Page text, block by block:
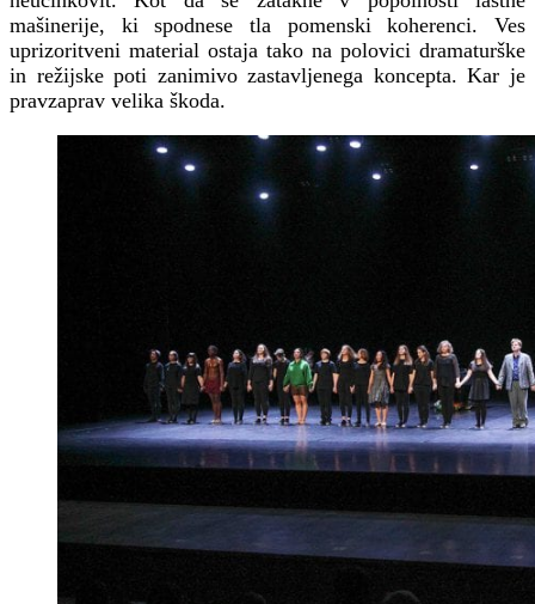
mašinerije, ki spodnese tla pomenski koherenci. Ves
uprizoritveni material ostaja tako na polovici dramaturške
in režijske poti zanimivo zastavljenega koncepta. Kar je
pravzaprav velika škoda.